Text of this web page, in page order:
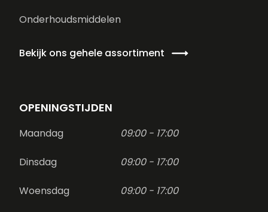
Onderhoudsmiddelen
Bekijk ons gehele assortiment
OPENINGSTIJDEN
Maandag 09:00 - 17:00
Dinsdag 09:00 - 17:00
Woensdag 09:00 - 17:00